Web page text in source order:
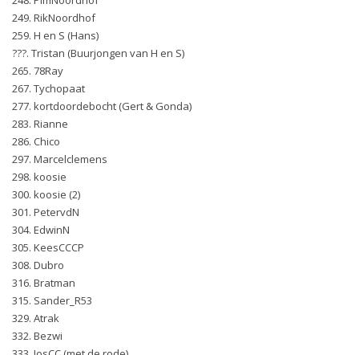
249. RikNoordhof
259. H en S (Hans)
???. Tristan (Buurjongen van H en S)
265. 78Ray
267. Tychopaat
277. kortdoordebocht (Gert & Gonda)
283. Rianne
286. Chico
297. Marcelclemens
298. koosie
300. koosie (2)
301. PetervdN
304. EdwinN
305. KeesCCCP
308. Dubro
316. Bratman
315. Sander_R53
329. Atrak
332. Bezwi